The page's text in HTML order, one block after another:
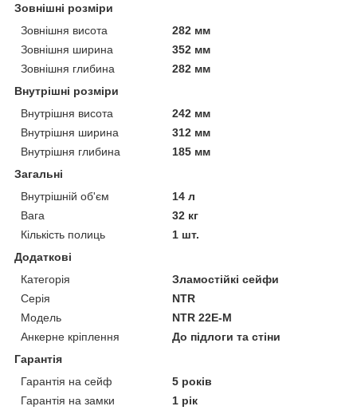
Зовнішні розміри
Зовнішня висота
282 мм
Зовнішня ширина
352 мм
Зовнішня глибина
282 мм
Внутрішні розміри
Внутрішня висота
242 мм
Внутрішня ширина
312 мм
Внутрішня глибина
185 мм
Загальні
Внутрішній об'єм
14 л
Вага
32 кг
Кількість полиць
1 шт.
Додаткові
Категорія
Зламостійкі сейфи
Серія
NTR
Модель
NTR 22E-M
Анкерне кріплення
До підлоги та стіни
Гарантія
Гарантія на сейф
5 років
Гарантія на замки
1 рік